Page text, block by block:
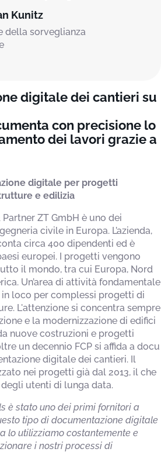
Kunitz
della sorveglianza
digitale dei cantieri su
con precisione lo
dei lavori grazie a
digitale per progetti
e edilizia
Partner ZT GmbH è uno dei
civile in Europa. L’azienda,
circa 400 dipendenti ed è
europei. I progetti vengono
il mondo, tra cui Europa, Nord
Un’area di attività fondamentale
loco per complessi progetti di
L'attenzione si concentra sempre
e la modernizzazione di edifici
nuove costruzioni e progetti
un decennio FCP si affida a docu
digitale dei cantieri. Il
nei progetti già dal 2013, il che
utenti di lunga data.
è stato uno dei primi fornitori a
tipo di documentazione digitale
lo utilizziamo costantemente e
i nostri processi di